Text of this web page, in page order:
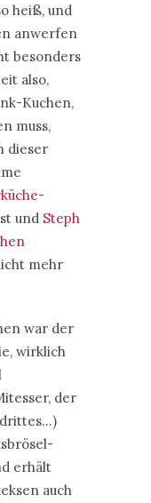
heiß, und
anwerfen
besonders
also,
Kuchen,
muss,
dieser
und Steph
mehr
war der
wirklich
der
erhält
auch